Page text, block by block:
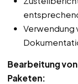
Verwendung
Bearbeitung
Paketen: